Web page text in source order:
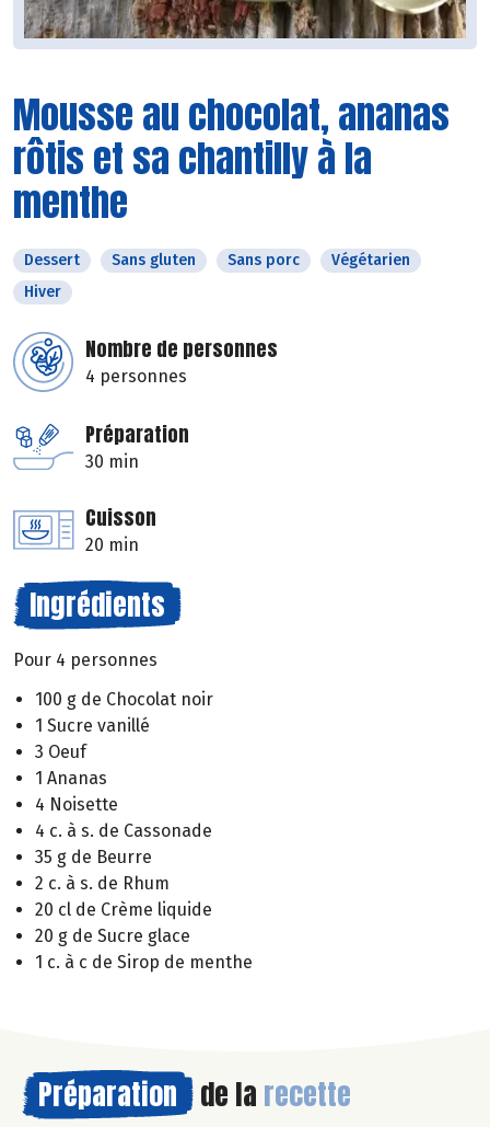
Mousse au chocolat, ananas
rôtis et sa chantilly à la
menthe
Dessert Sans gluten Sans porc
Végétarien
Hiver
Nombre de personnes
4 personnes
Préparation
30 min
Cuisson
20 min
Ingrédients
Pour 4 personnes
100 g de Chocolat noir
1 Sucre vanillé
3 Oeuf
1 Ananas
4 Noisette
4 c. à s. de Cassonade
35 g de Beurre
2 c. à s. de Rhum
20 cl de Crème liquide
20 g de Sucre glace
1 c. à c de Sirop de menthe
Préparation de la recette